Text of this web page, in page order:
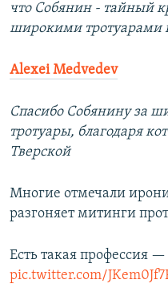
что Собянин - тайный
широкими тротуарами
Alexei Medvedev
Спасибо Собянину за
тротуары, благодаря
Тверской
Многие отмечали
разгоняет митинги
Есть такая профессия
pic.twitter.com/